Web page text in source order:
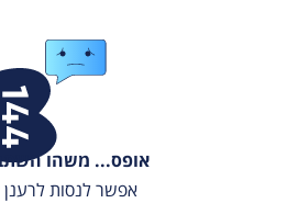
אופס... משהו
אפשר לנסות